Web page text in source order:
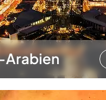
Arabien